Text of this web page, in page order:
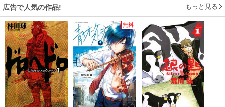
広告で人気の作品! もっと見る
無料